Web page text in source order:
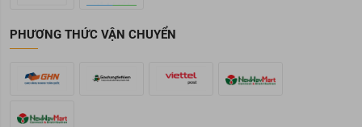
PHƯƠNG THỨC VẬN CHUYỂN